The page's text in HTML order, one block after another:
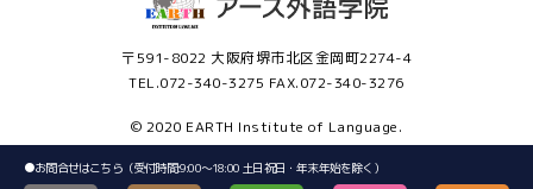
〒591-8022 大阪府堺市北区金岡町2274-4
TEL.072-340-3275 FAX.072-340-3276
© 2020 EARTH Institute of Language.
●お問合せはこちら（受付時間:9:00～18:00 土日祝日・年末年始を除く）